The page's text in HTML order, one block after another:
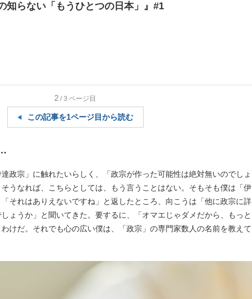
い」『北の国から』倉本聰氏（91...
知らない「もうひとつの日本」』#1
2/3 ページ目
この記事を1ページ目から読む
政宗」に触れたいらしく、「政宗が作った可能性は絶対無いのでしょ
うなれば、こちらとしては、もう言うことはない。そもそも僕は「伊
それはありえないですね」と返したところ、向こうは「他に政宗に詳
ょうか」と聞いてきた。要するに、「オマエじゃダメだから、もっと
けだ。それでも心の広い僕は、「政宗」の専門家数人の名前を教えて